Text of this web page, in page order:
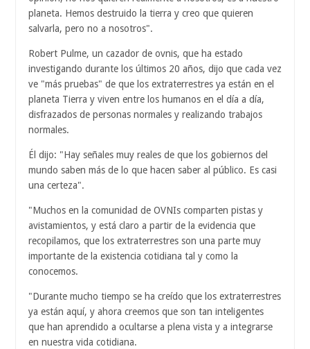
planeta. Hemos destruido la tierra y creo que quieren
salvarla, pero no a nosotros".
Robert Pulme, un cazador de ovnis, que ha estado
investigando durante los últimos 20 años, dijo que cada vez
ve "más pruebas" de que los extraterrestres ya están en el
planeta Tierra y viven entre los humanos en el día a día,
disfrazados de personas normales y realizando trabajos
normales.
Él dijo: "Hay señales muy reales de que los gobiernos del
mundo saben más de lo que hacen saber al público. Es casi
una certeza".
"Muchos en la comunidad de OVNIs comparten pistas y
avistamientos, y está claro a partir de la evidencia que
recopilamos, que los extraterrestres son una parte muy
importante de la existencia cotidiana tal y como la
conocemos.
"Durante mucho tiempo se ha creído que los extraterrestres
ya están aquí, y ahora creemos que son tan inteligentes
que han aprendido a ocultarse a plena vista y a integrarse
en nuestra vida cotidiana.